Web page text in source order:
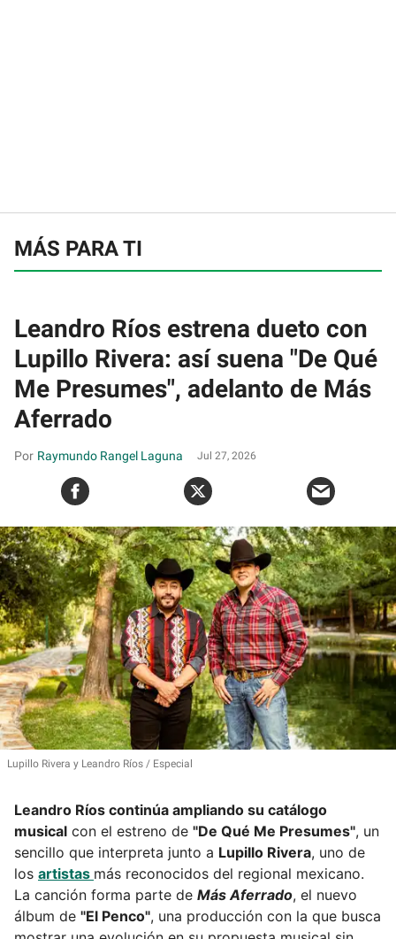
MÁS PARA TI
Leandro Ríos estrena dueto con
Lupillo Rivera: así suena "De Qué
Me Presumes", adelanto de Más
Aferrado
Raymundo Rangel Laguna Jul 27, 2026
Lupillo Rivera y Leandro Ríos Especial
Leandro Ríos continúa ampliando su catálogo
musical con el estreno de "De Qué Me Presumes", un
sencillo que interpreta junto a Lupillo Rivera, uno de
los artistas más reconocidos del regional mexicano.
La canción forma parte de Más Aferrado, el nuevo
álbum de "El Penco", una producción con la que busca